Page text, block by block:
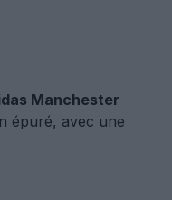
Manchester
épuré, avec une